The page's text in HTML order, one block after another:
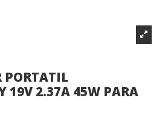
19V 2.37A 45W PARA